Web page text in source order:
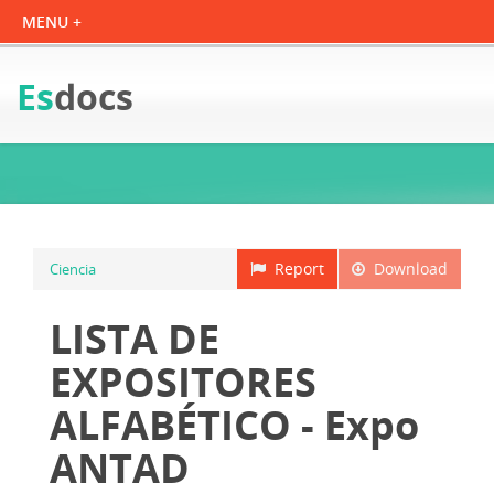
Esdocs
Download
Report
Ciencia
LISTA DE
EXPOSITORES
ALFABÉTICO - Expo
ANTAD